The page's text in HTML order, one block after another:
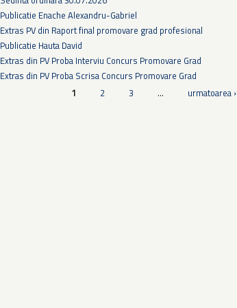
Publicatie Enache Alexandru-Gabriel
Extras PV din Raport final promovare grad profesional
Publicatie Hauta David
Extras din PV Proba Interviu Concurs Promovare Grad
Extras din PV Proba Scrisa Concurs Promovare Grad
1 2 3 … urmatoarea ›